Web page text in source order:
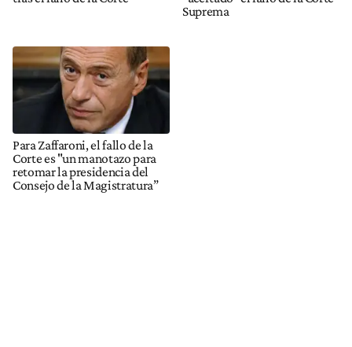
Suprema
Para Zaffaroni, el fallo de la
Corte es "un manotazo para
retomar la presidencia del
Consejo de la Magistratura”